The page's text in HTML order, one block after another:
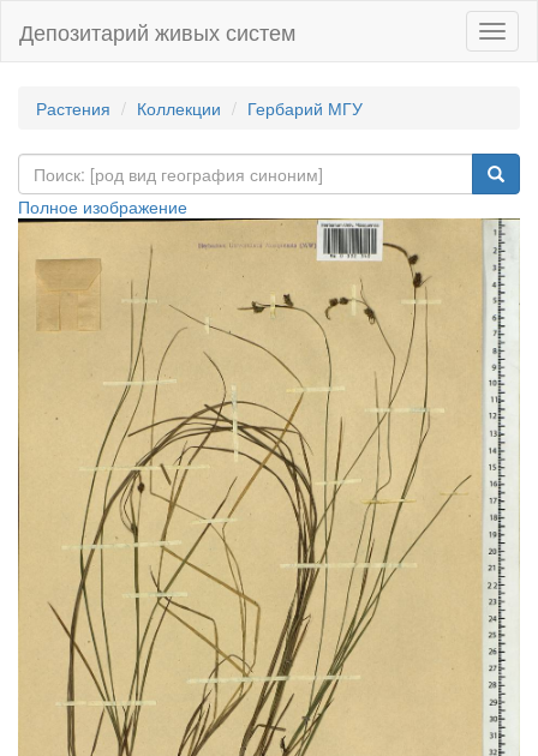
Депозитарий живых систем
Растения Коллекции Гербарий МГУ
Полное изображение